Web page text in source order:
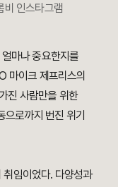
인스타그램
마나 중요한지를
마이크 제프리스의
진 사람만을 위한
로까지 번진 위기
임이었다. 다양성과